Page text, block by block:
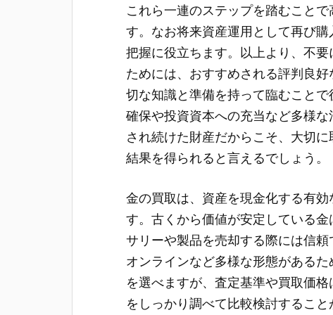
これら一連のステップを踏むこと
す。なお将来資産運用として再び
把握に役立ちます。以上より、不
ためには、おすすめされる評判良
切な知識と準備を持って臨むこと
確保や投資資本への充当など多様
され続けた財産だからこそ、大切
結果を得られると言えるでしょう。
金の買取は、資産を現金化する有
す。古くから価値が安定している
サリーや製品を売却する際には信
オンラインなど多様な形態がある
を選べますが、査定基準や買取価
をしっかり調べて比較検討するこ